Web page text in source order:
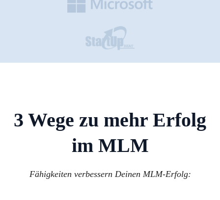
3 Wege zu mehr Erfolg
im MLM
Fähigkeiten verbessern Deinen MLM-Erfolg: